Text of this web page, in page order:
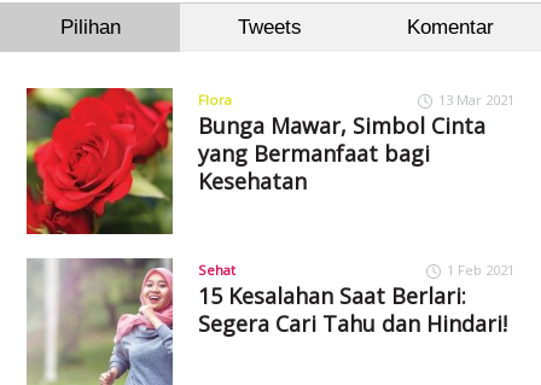
Pilihan Tweets Komentar
Flora 13 Mar 2021
Bunga Mawar, Simbol Cinta
yang Bermanfaat bagi
Kesehatan
Sehat 1 Feb 2021
15 Kesalahan Saat Berlari:
Segera Cari Tahu dan Hindari!